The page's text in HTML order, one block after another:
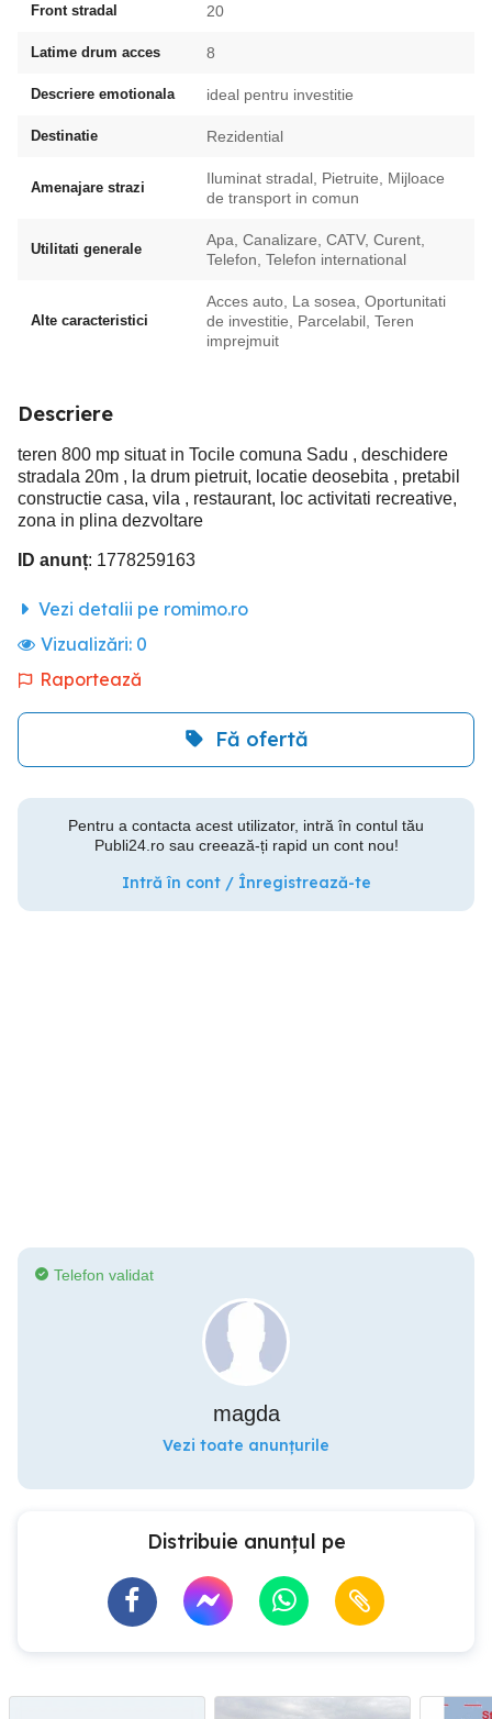
Front stradal 20
Latime drum acces 8
Descriere emotionala ideal pentru investitie
Destinatie Rezidential
Amenajare strazi
Iluminat stradal, Pietruite, Mijloace
de transport in comun
Utilitati generale
Apa, Canalizare, CATV, Curent,
Telefon, Telefon international
Alte caracteristici
Acces auto, La sosea, Oportunitati
de investitie, Parcelabil, Teren
imprejmuit
Descriere
teren 800 mp situat in Tocile comuna Sadu , deschidere
stradala 20m , la drum pietruit, locatie deosebita , pretabil
constructie casa, vila , restaurant, loc activitati recreative,
zona in plina dezvoltare
ID anunț: 1778259163
Vezi detalii pe romimo.ro
Vizualizări: 0
Raportează
Fă ofertă
Pentru a contacta acest utilizator, intră în contul tău
Publi24.ro sau creează-ți rapid un cont nou!
Intră în cont / Înregistrează-te
Telefon validat
magda
Vezi toate anunțurile
Distribuie anunțul pe